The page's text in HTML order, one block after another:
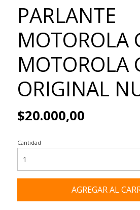
PARLANTE
MOTOROLA
MOTOROLA
ORIGINAL
$20.000,00
Cantidad
AGREGAR AL